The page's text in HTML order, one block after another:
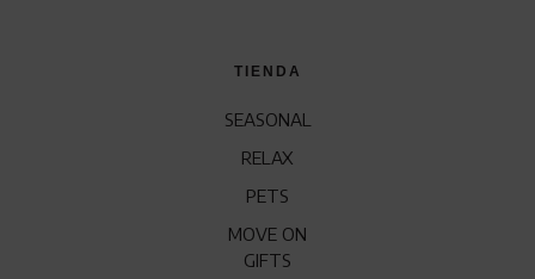
TIENDA
SEASONAL
RELAX
PETS
MOVE ON
GIFTS